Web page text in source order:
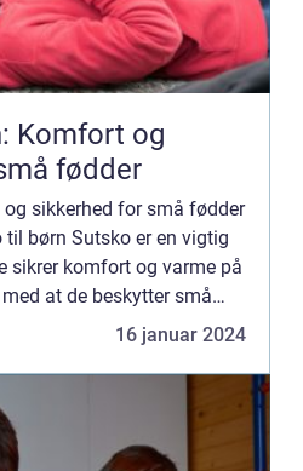
Komfort og
fødder
sikkerhed for små fødder
børn Sutsko er en vigtig
sikrer komfort og varme på
at de beskytter små
artikel vil vi dykke
16 januar 2024